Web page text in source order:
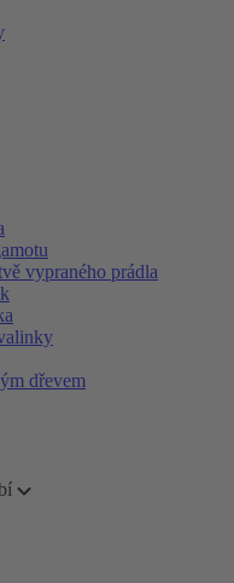
vypraného prádla
dřevem